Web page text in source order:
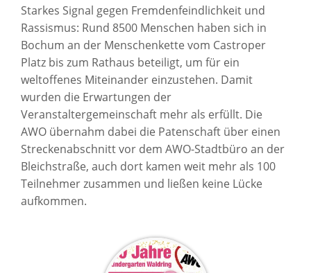
Starkes Signal gegen Fremdenfeindlichkeit und
Rassismus: Rund 8500 Menschen haben sich in
Bochum an der Menschenkette vom Castroper
Platz bis zum Rathaus beteiligt, um für ein
weltoffenes Miteinander einzustehen. Damit
wurden die Erwartungen der
Veranstaltergemeinschaft mehr als erfüllt. Die
AWO übernahm dabei die Patenschaft über einen
Streckenabschnitt vor dem AWO-Stadtbüro an der
Bleichstraße, auch dort kamen weit mehr als 100
Teilnehmer zusammen und ließen keine Lücke
aufkommen.